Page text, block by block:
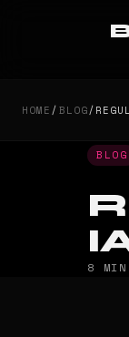
HOME/BLOG/
BLOG
8